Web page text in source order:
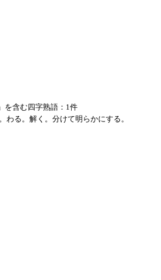
を含む四字熟語：1件
わる。解く。分けて明らかにする。